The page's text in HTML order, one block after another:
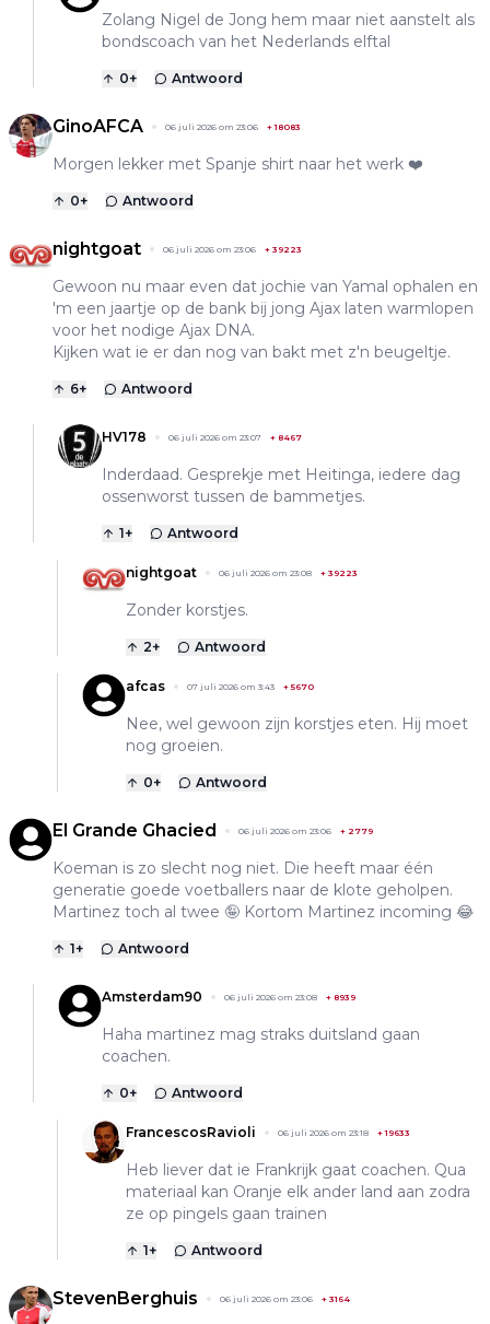
Zolang Nigel de Jong hem maar niet aanstelt als
bondscoach van het Nederlands elftal
0+ Antwoord
GinoAFCA 06 juli 2026 om 23:06 +18083
Morgen lekker met Spanje shirt naar het werk ❤️
0+ Antwoord
nightgoat 06 juli 2026 om 23:06 + 39223
Gewoon nu maar even dat jochie van Yamal ophalen en
'm een jaartje op de bank bij jong Ajax laten warmlopen
voor het nodige Ajax DNA.
Kijken wat ie er dan nog van bakt met z'n beugeltje.
6+ Antwoord
HV178 06 juli 2026 om 23:07 + 8467
Inderdaad. Gesprekje met Heitinga, iedere dag
ossenworst tussen de bammetjes.
1+ Antwoord
nightgoat 06 juli 2026 om 23:08 + 39223
Zonder korstjes.
2+ Antwoord
afcas 07 juli 2026 om 3:43 + 5670
Nee, wel gewoon zijn korstjes eten. Hij moet
nog groeien.
0+ Antwoord
El Grande Ghacied 06 juli 2026 om 23:06 + 2779
Koeman is zo slecht nog niet. Die heeft maar één
generatie goede voetballers naar de klote geholpen.
Martinez toch al twee 🤪 Kortom Martinez incoming 😂
1+ Antwoord
Amsterdam90 06 juli 2026 om 23:08 + 8939
Haha martinez mag straks duitsland gaan
coachen.
0+ Antwoord
FrancescosRavioli 06 juli 2026 om 23:18 +19633
Heb liever dat ie Frankrijk gaat coachen. Qua
materiaal kan Oranje elk ander land aan zodra
ze op pingels gaan trainen
1+ Antwoord
StevenBerghuis 06 juli 2026 om 23:06 + 3164